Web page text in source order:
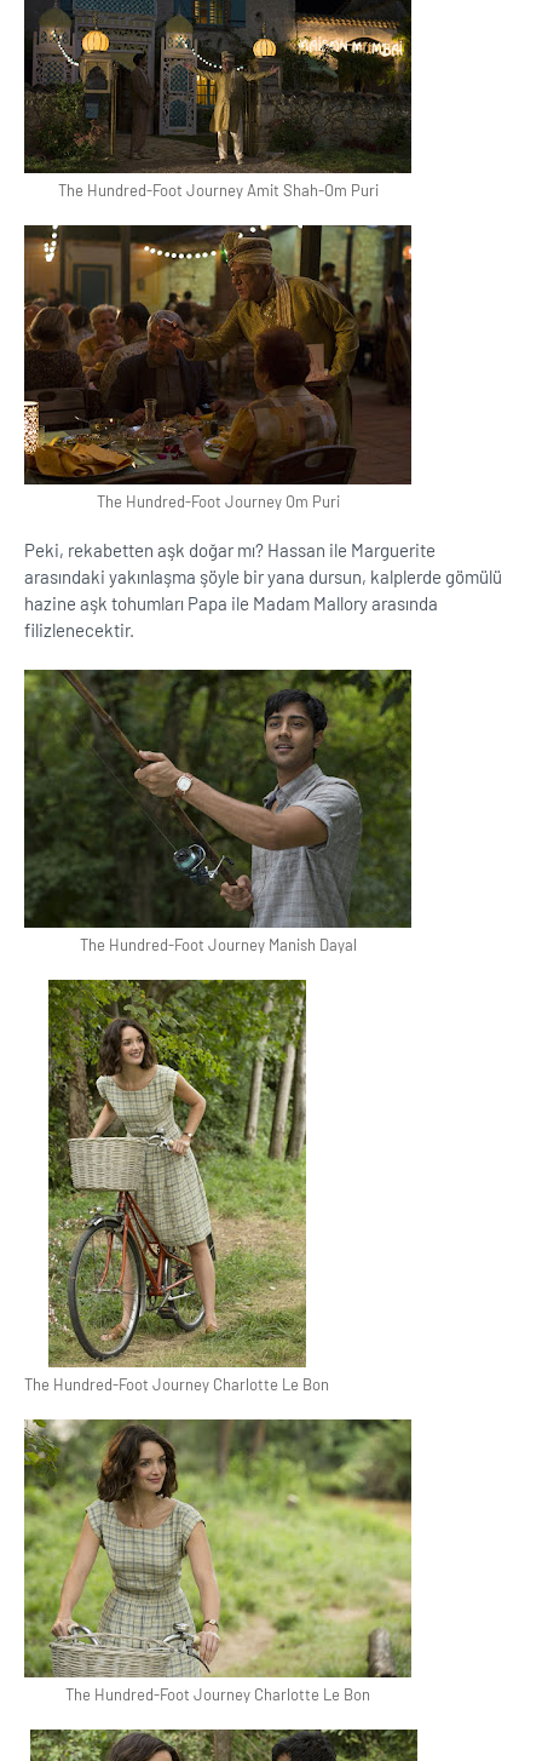
The Hundred-Foot Journey Amit Shah-Om Puri
The Hundred-Foot Journey Om Puri
Peki, rekabetten aşk doğar mı? Hassan ile Marguerite
arasındaki yakınlaşma şöyle bir yana dursun, kalplerde gömülü
hazine aşk tohumları Papa ile Madam Mallory arasında
filizlenecektir.
The Hundred-Foot Journey Manish Dayal
The Hundred-Foot Journey Charlotte Le Bon
The Hundred-Foot Journey Charlotte Le Bon